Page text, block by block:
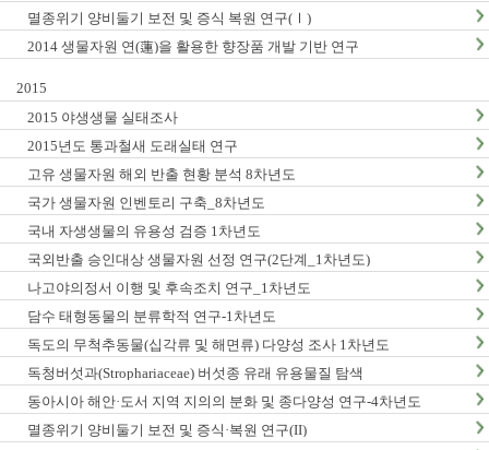
_1차년도
멸종위기 양비둘기 보전 및 증식 복원 연구(Ⅰ)
2014 생물자원 연(蓮)을 활용한 향장품 개발 기반 연구
2015
2015 야생생물 실태조사
2015년도 통과철새 도래실태 연구
고유 생물자원 해외 반출 현황 분석 8차년도
국가 생물자원 인벤토리 구축_8차년도
국내 자생생물의 유용성 검증 1차년도
국외반출 승인대상 생물자원 선정 연구(2단계_1차년도)
나고야의정서 이행 및 후속조치 연구_1차년도
담수 태형동물의 분류학적 연구-1차년도
독도의 무척추동물(십각류 및 해면류) 다양성 조사 1차년도
독청버섯과(Strophariaceae) 버섯종 유래 유용물질 탐색
동아시아 해안·도서 지역 지의의 분화 및 종다양성 연구-4차년도
멸종위기 양비둘기 보전 및 증식·복원 연구(II)